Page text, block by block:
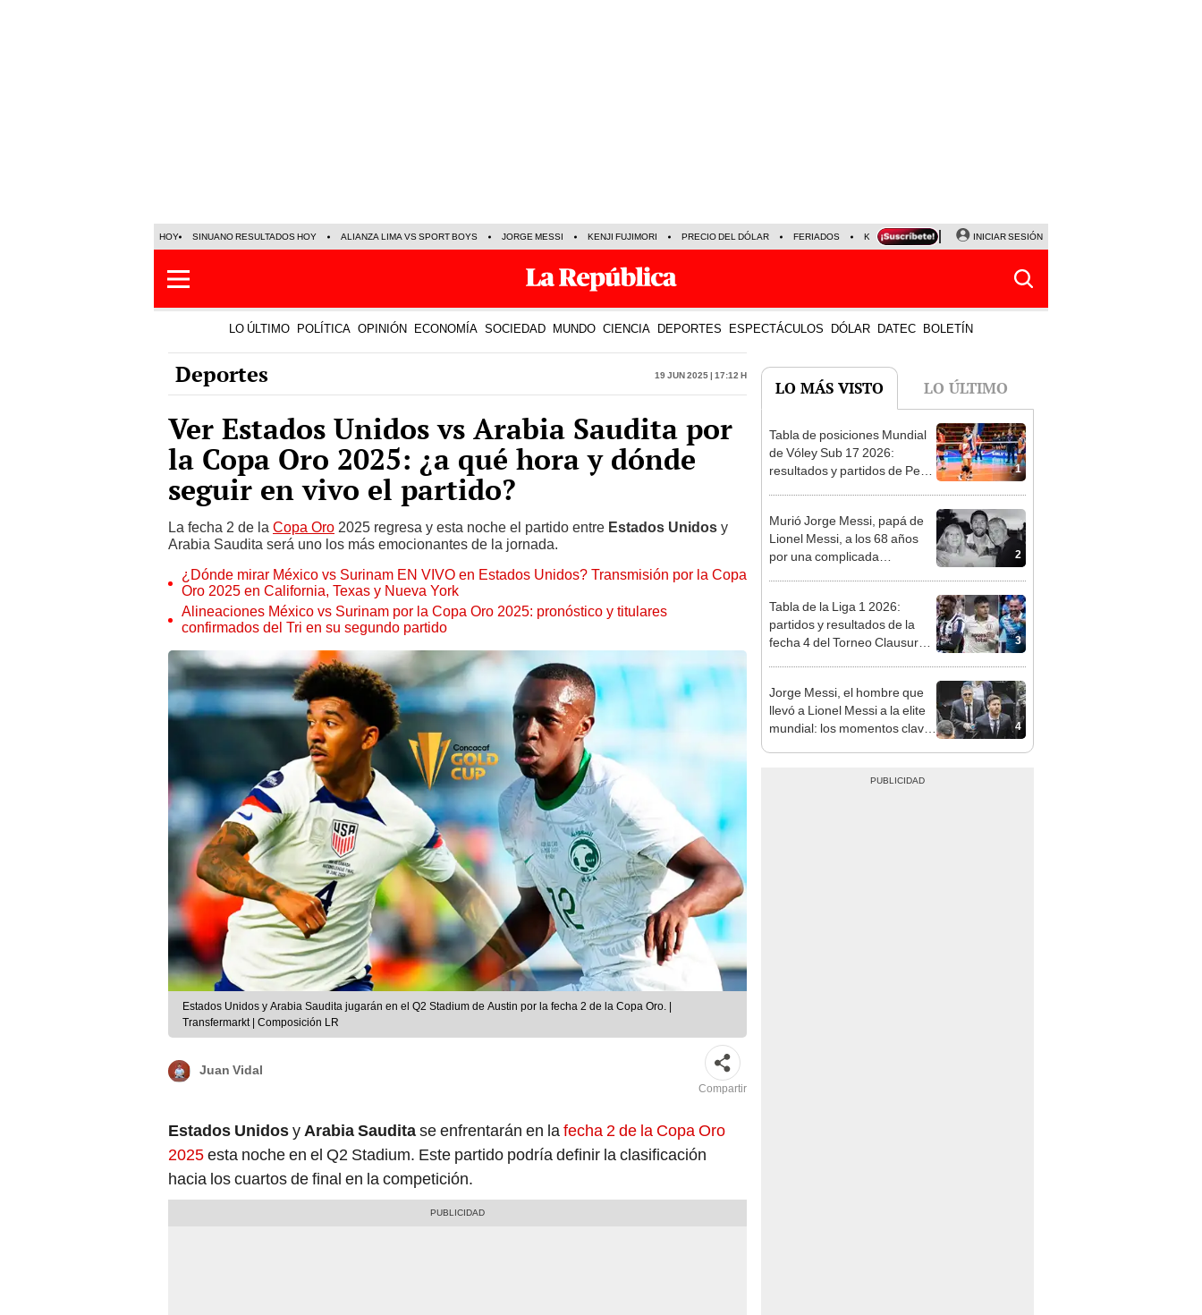
HOY SINUANO RESULTADOS HOY ALIANZA LIMA VS SPORT BOYS JORGE MESSI KENJI FUJIMORI PRECIO DEL DÓLAR FERIADOS KEIKO FUJIMORI NALDY SALDAÑA
INICIAR SESIÓN
LO ÚLTIMO POLÍTICA OPINIÓN ECONOMÍA SOCIEDAD MUNDO CIENCIA DEPORTES ESPECTÁCULOS DÓLAR DATEC BOLETÍN
Deportes 19 Jun 2025 | 17:12 h
Ver Estados Unidos vs Arabia Saudita por
la Copa Oro 2025: ¿a qué hora y dónde
seguir en vivo el partido?
La fecha 2 de la Copa Oro 2025 regresa y esta noche el partido entre Estados Unidos y
Arabia Saudita será uno los más emocionantes de la jornada.
¿Dónde mirar México vs Surinam EN VIVO en Estados Unidos? Transmisión por la Copa
Oro 2025 en California, Texas y Nueva York
Alineaciones México vs Surinam por la Copa Oro 2025: pronóstico y titulares
confirmados del Tri en su segundo partido
Estados Unidos y Arabia Saudita jugarán en el Q2 Stadium de Austin por la fecha 2 de la Copa Oro. |
Transfermarkt | Composición LR
Juan Vidal
Compartir
Estados UnidosyArabia Sauditase enfrentarán en lafecha 2 de la Copa Oro
2025esta noche en el Q2 Stadium. Este partido podría definir la clasificación
hacia los cuartos de final en la competición.
LO MÁS VISTO LO ÚLTIMO
1
Tabla de posiciones Mundial
de Vóley Sub 17 2026:
resultados y partidos de Perú
2
Murió Jorge Messi, papá de
Lionel Messi, a los 68 años
por una complicada
3
Tabla de la Liga 1 2026:
partidos y resultados de la
fecha 4 del Torneo Clausura y
4
Jorge Messi, el hombre que
llevó a Lionel Messi a la elite
mundial: los momentos clave